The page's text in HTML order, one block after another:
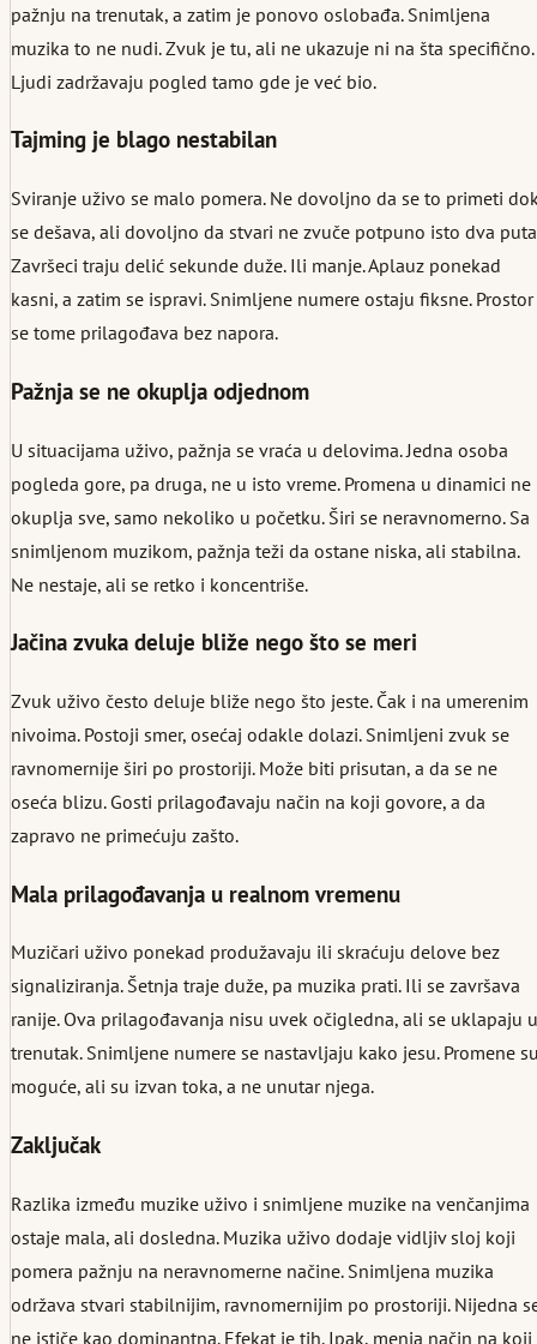
pažnju na trenutak, a zatim je ponovo oslobađa. Snimljena
muzika to ne nudi. Zvuk je tu, ali ne ukazuje ni na šta specifično.
Ljudi zadržavaju pogled tamo gde je već bio.
Tajming je blago nestabilan
Sviranje uživo se malo pomera. Ne dovoljno da se to primeti
se dešava, ali dovoljno da stvari ne zvuče potpuno isto dva
Završeci traju delić sekunde duže. Ili manje. Aplauz ponekad
kasni, a zatim se ispravi. Snimljene numere ostaju fiksne. Prostor
se tome prilagođava bez napora.
Pažnja se ne okuplja odjednom
U situacijama uživo, pažnja se vraća u delovima. Jedna osoba
pogleda gore, pa druga, ne u isto vreme. Promena u dinamici ne
okuplja sve, samo nekoliko u početku. Širi se neravnomerno. Sa
snimljenom muzikom, pažnja teži da ostane niska, ali stabilna.
Ne nestaje, ali se retko i koncentriše.
Jačina zvuka deluje bliže nego što se meri
Zvuk uživo često deluje bliže nego što jeste. Čak i na umerenim
nivoima. Postoji smer, osećaj odakle dolazi. Snimljeni zvuk se
ravnomernije širi po prostoriji. Može biti prisutan, a da se ne
oseća blizu. Gosti prilagođavaju način na koji govore, a da
zapravo ne primećuju zašto.
Mala prilagođavanja u realnom vremenu
Muzičari uživo ponekad produžavaju ili skraćuju delove bez
signaliziranja. Šetnja traje duže, pa muzika prati. Ili se završava
ranije. Ova prilagođavanja nisu uvek očigledna, ali se uklapaju u
trenutak. Snimljene numere se nastavljaju kako jesu. Promene
moguće, ali su izvan toka, a ne unutar njega.
Zaključak
Razlika između muzike uživo i snimljene muzike na venčanjima
ostaje mala, ali dosledna. Muzika uživo dodaje vidljiv sloj koji
pomera pažnju na neravnomerne načine. Snimljena muzika
održava stvari stabilnijim, ravnomernijim po prostoriji. Nijedna
ne ističe kao dominantna. Efekat je tih. Ipak, menja način na koji